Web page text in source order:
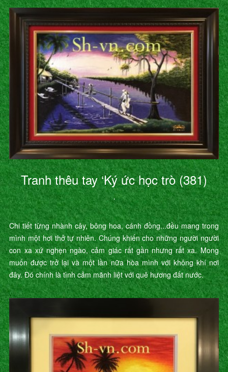
Tranh thêu tay ‘Ký ức học trò (381)
’
Chi tiết từng nhành cây, bông hoa, cánh đồng...đều mang trong
mình một hơi thở tự nhiên. Chúng khiến cho những người người
con xa xứ nghẹn ngào, cảm giác rất gần nhưng rất xa. Mong
muốn được trở lại và một lần nữa hòa mình với không khí nơi
đây. Đó chính là tình cảm mãnh liệt với quê hương đất nước.